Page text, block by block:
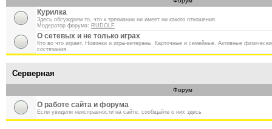
Курилка
Здесь обсуждаем то, что к трекмании ни имеет ни какого отношения.
Модератор форума: RUDOLF
О сетевых и не только играх
Кто во что играет. Новинки и игры-ветераны. Карточные и семейные. Активные
состязания.
Серверная
Форум
О работе сайта и форума
Если увидели неисправности на сайте, сообщайте о них здесь